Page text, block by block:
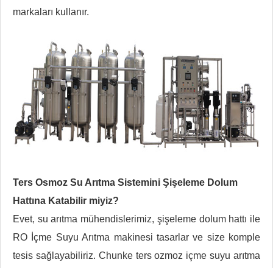
markaları kullanır.
Ters Osmoz Su Arıtma Sistemini Şişeleme Dolum
Hattına Katabilir miyiz?
Evet, su arıtma mühendislerimiz, şişeleme dolum hattı ile
RO İçme Suyu Arıtma makinesi tasarlar ve size komple
tesis sağlayabiliriz. Chunke ters ozmoz içme suyu arıtma